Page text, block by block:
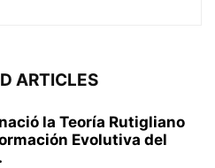
ARTICLES
la Teoría Rutigliano
Evolutiva del